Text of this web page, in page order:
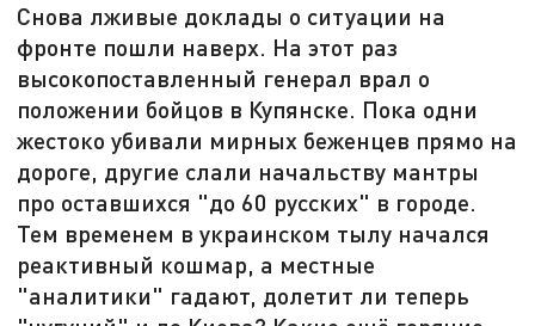
Снова лживые доклады о ситуации на
фронте пошли наверх. На этот раз
высокопоставленный генерал врал о
положении бойцов в Купянске. Пока одни
жестоко убивали мирных беженцев прямо на
дороге, другие слали начальству мантры
про оставшихся "до 60 русских" в городе.
Тем временем в украинском тылу начался
реактивный кошмар, а местные
"аналитики" гадают, долетит ли теперь